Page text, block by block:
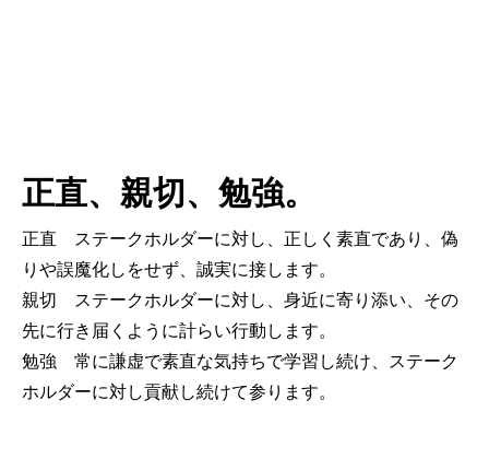
正直、親切、勉強。
正直 ステークホルダーに対し、正しく素直であり、偽
りや誤魔化しをせず、誠実に接します。
親切 ステークホルダーに対し、身近に寄り添い、その
先に行き届くように計らい行動します。
勉強 常に謙虚で素直な気持ちで学習し続け、ステーク
ホルダーに対し貢献し続けて参ります。